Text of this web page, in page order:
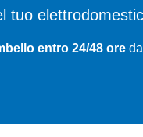
tuo
entro 24/48 ore